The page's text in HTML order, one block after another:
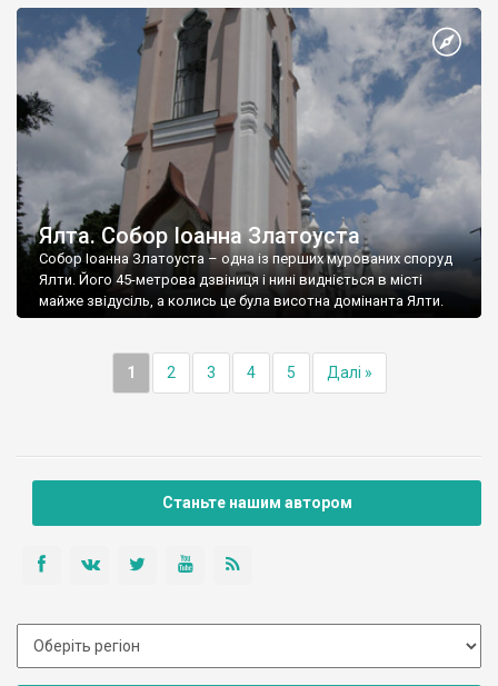
Ялта. Собор Іоанна Златоуста
Собор Іоанна Златоуста – одна із перших мурованих споруд
Ялти. Його 45-метрова дзвіниця і нині видніється в місті
майже звідусіль, а колись це була висотна домінанта Ялти.
1 2 3 4 5 Далі »
Станьте нашим автором